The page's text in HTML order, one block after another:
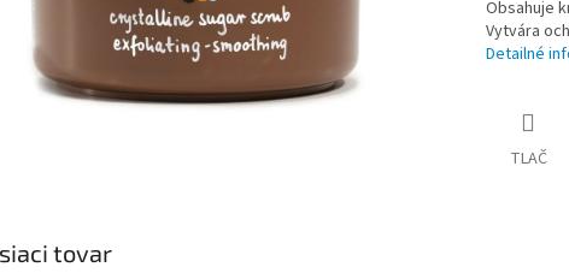
Obsahuje
Vytvára
Detailné
TLAČ
tovar